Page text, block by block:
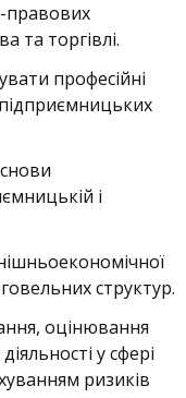
та торгівлі.
професійні
підприємницьких
основи
і
структур.
оцінювання
у сфері
ризиків